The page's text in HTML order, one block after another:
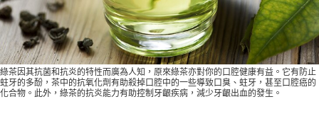
綠茶因其抗菌和抗炎的特性而廣為人知，原來綠茶亦對你的口腔健康有益。它有防止
蛀牙的多酚，茶中的抗氧化劑有助殺掉口腔中的一些導致口臭、蛀牙，甚至口腔癌的
化合物。此外，綠茶的抗炎能力有助控制牙齦疾病，減少牙齦出血的發生。